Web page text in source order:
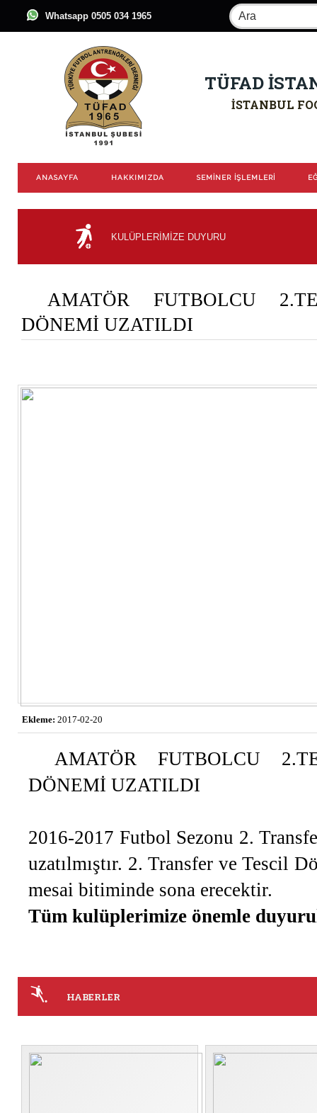
Whatsapp 0505 034 1965
TÜFAD
İSTANBUL
ANASAYFA HAKKIMIZDA SEMİNER İŞLEMLERİ
KULÜPLERİMİZE DUYURU
AMATÖR FUTBOLCU
DÖNEMİ UZATILDI
Ekleme: 2017-02-20
AMATÖR FUTBOLCU
DÖNEMİ UZATILDI
2016-2017 Futbol Sezonu 2.
uzatılmıştır. 2. Transfer ve Tescil
mesai bitiminde sona erecektir.
Tüm kulüplerimize önemle
HABERLER